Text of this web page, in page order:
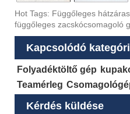
Hot Tags: Függőleges
függőleges zacskócsomagoló
Kapcsolódó
Folyadéktöltő gép
Teamérleg
Kérdés küldése